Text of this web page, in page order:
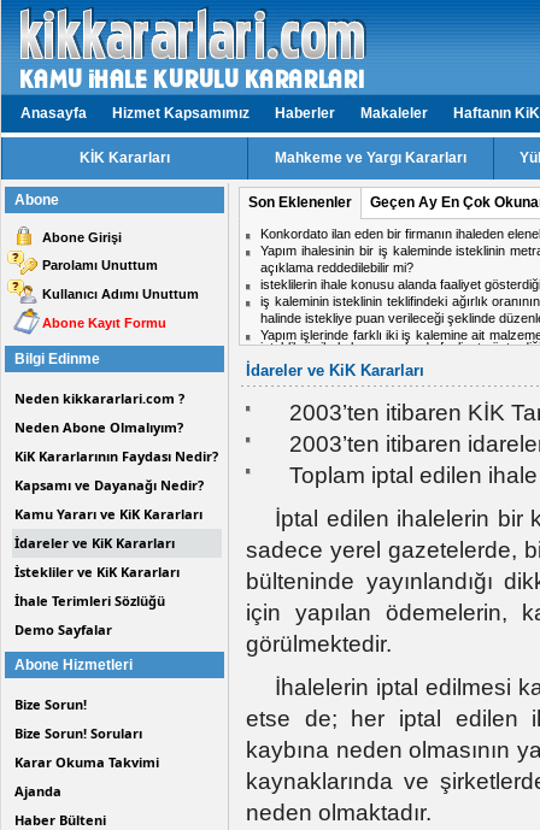
Anasayfa Hizmet Kapsamımız Haberler Makaleler Haftanın
KİK Kararları Mahkeme ve Yargı Kararları
Abone
Abone Girişi
Parolamı Unuttum
Kullanıcı Adımı Unuttum
Abone Kayıt Formu
Bilgi Edinme
Neden kikkararlari.com ?
Neden Abone Olmalıyım?
KiK Kararlarının Faydası Nedir?
Kapsamı ve Dayanağı Nedir?
Kamu Yararı ve KiK Kararları
İdareler ve KiK Kararları
İstekliler ve KiK Kararları
İhale Terimleri Sözlüğü
Demo Sayfalar
Abone Hizmetleri
Bize Sorun!
Bize Sorun! Soruları
Karar Okuma Takvimi
Ajanda
Haber Bülteni
Son Eklenenler Geçen Ay En Çok
Konkordato ilan eden bir firmanın ihaleden
Yapım ihalesinin bir iş kaleminde isteklinin
açıklama reddedilebilir mi?
isteklilerin ihale konusu alanda faaliyet
iş kaleminin isteklinin teklifindeki ağırlık
halinde istekliye puan verileceği şeklinde
Yapım işlerinde farklı iki iş kalemine ait
isteklilerin faaliyet alanlarına hangi internet
isteklilerin ihale konusu alanda faaliyet
Aynı ihalede iki firmadan birinin doküman
midir?
ihale komisyon kararı için karşı oy kullanan
Kısmi zamanlı çalışma yapacak personel için
İdareler ve KiK Kararları
2003’ten itibaren KİK
2003’ten itibaren
Toplam iptal edilen ihale
İptal edilen ihalelerin bir
sadece yerel gazetelerde,
bülteninde yayınlandığı
için yapılan ödemelerin,
görülmektedir.
İhalelerin iptal edilmesi
etse de; her iptal edilen
kaybına neden olmasının
kaynaklarında ve
neden olmaktadır.